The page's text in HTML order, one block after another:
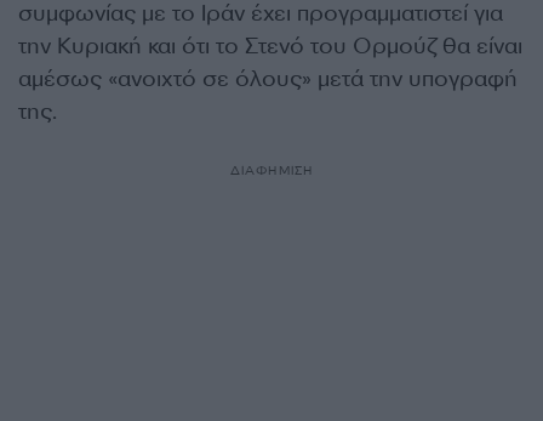
συμφωνίας με το Ιράν έχει προγραμματιστεί για
την Κυριακή και ότι το Στενό του Ορμούζ θα είναι
αμέσως «ανοιχτό σε όλους» μετά την υπογραφή
της.
ΔΙΑΦΗΜΙΣΗ